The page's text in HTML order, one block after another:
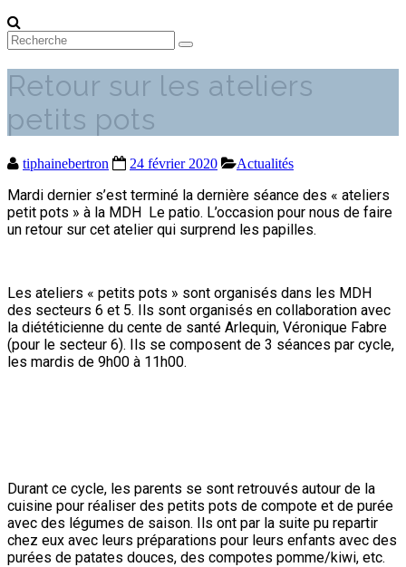
Retour sur les ateliers
petits pots
tiphainebertron 24 février 2020 Actualités
Mardi dernier s’est terminé la dernière séance des « ateliers
petit pots » à la MDH Le patio. L’occasion pour nous de faire
un retour sur cet atelier qui surprend les papilles.
Les ateliers « petits pots » sont organisés dans les MDH
des secteurs 6 et 5. Ils sont organisés en collaboration avec
la diététicienne du cente de santé Arlequin, Véronique Fabre
(pour le secteur 6). Ils se composent de 3 séances par cycle,
les mardis de 9h00 à 11h00.
Durant ce cycle, les parents se sont retrouvés autour de la
cuisine pour réaliser des petits pots de compote et de purée
avec des légumes de saison. Ils ont par la suite pu repartir
chez eux avec leurs préparations pour leurs enfants avec des
purées de patates douces, des compotes pomme/kiwi, etc.